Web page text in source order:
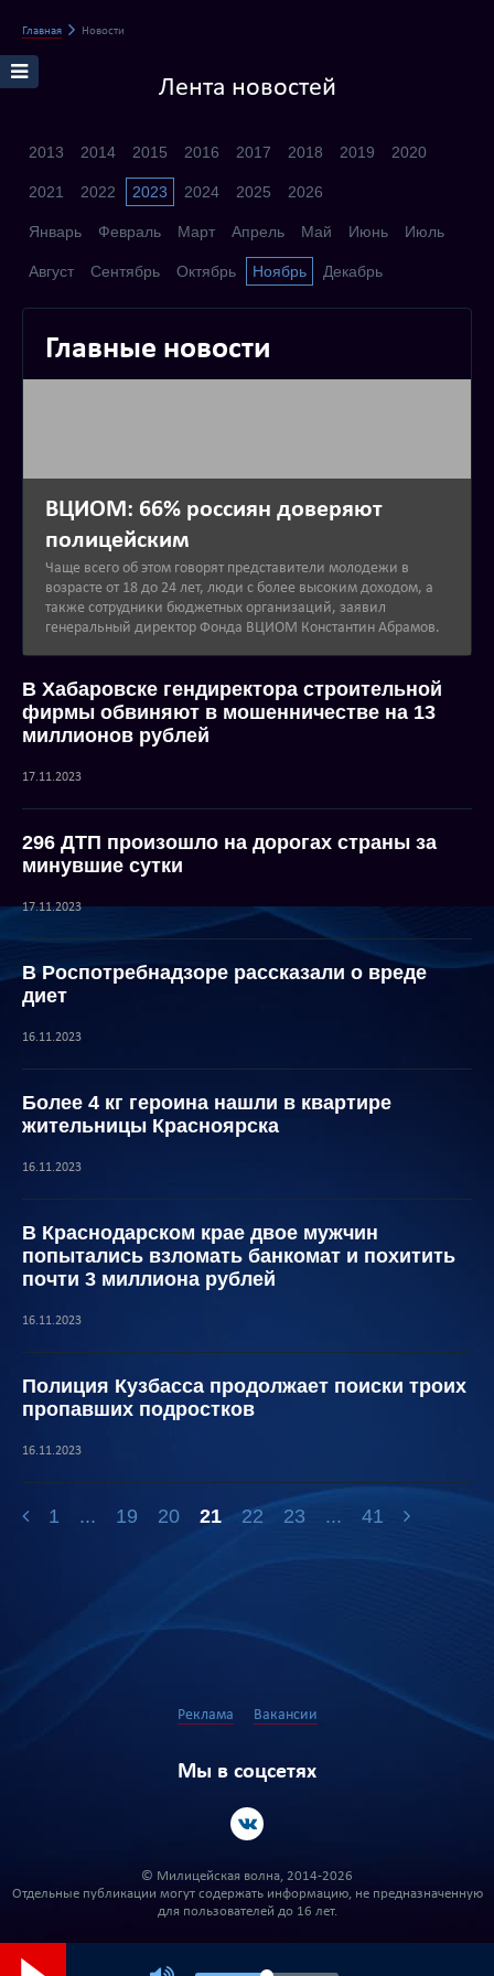
Главная Новости
Лента новостей
2013 2014 2015 2016 2017 2018 2019 2020
2021 2022 2023 2024 2025 2026
Январь Февраль Март Апрель Май Июнь Июль
Август Сентябрь Октябрь Ноябрь Декабрь
Главные новости
ВЦИОМ: 66% россиян доверяют
полицейским
Чаще всего об этом говорят представители молодежи в
возрасте от 18 до 24 лет, люди с более высоким доходом, а
также сотрудники бюджетных организаций, заявил
генеральный директор Фонда ВЦИОМ Константин Абрамов.
В Хабаровске гендиректора строительной
фирмы обвиняют в мошенничестве на 13
миллионов рублей
17.11.2023
296 ДТП произошло на дорогах страны за
минувшие сутки
17.11.2023
В Роспотребнадзоре рассказали о вреде
диет
16.11.2023
Более 4 кг героина нашли в квартире
жительницы Красноярска
16.11.2023
В Краснодарском крае двое мужчин
попытались взломать банкомат и похитить
почти 3 миллиона рублей
16.11.2023
Полиция Кузбасса продолжает поиски троих
пропавших подростков
16.11.2023
1 ... 19 20 21 22 23 ... 41
Реклама Вакансии
Мы в соцсетях
© Милицейская волна, 2014-2026
Отдельные публикации могут содержать информацию, не предназначенную
для пользователей до 16 лет.